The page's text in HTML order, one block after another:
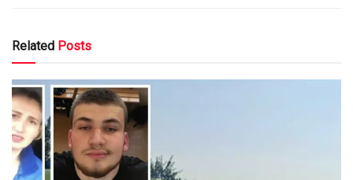
Related Posts